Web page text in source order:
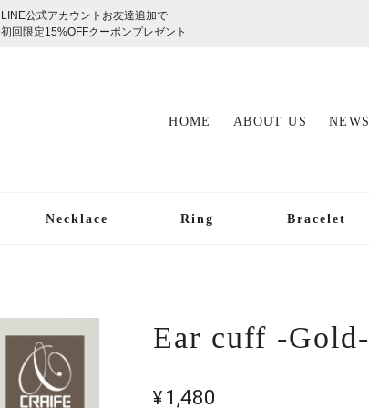
LINE公式アカウントお友達追加で
初回限定15%OFFクーポンプレゼント
HOME ABOUT US NEWS
Necklace Ring Bracelet
Ear cuff -Gold-
¥1,480